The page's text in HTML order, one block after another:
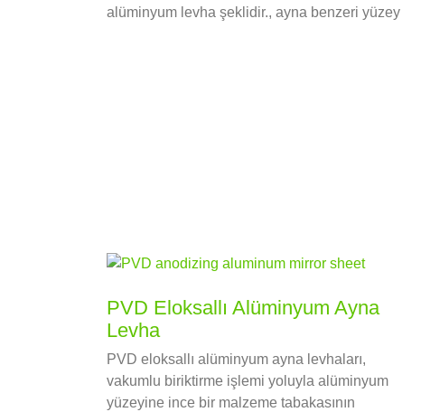
alüminyum levha şeklidir., ayna benzeri yüzey
PVD Eloksallı Alüminyum Ayna
Levha
PVD eloksallı alüminyum ayna levhaları,
vakumlu biriktirme işlemi yoluyla alüminyum
yüzeyine ince bir malzeme tabakasının